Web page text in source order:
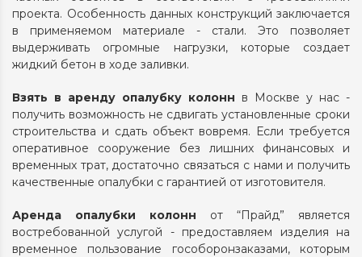
проекта. Особенность данных конструкций заключается
в применяемом материале - стали. Это позволяет
выдерживать огромные нагрузки, которые создает
жидкий бетон в ходе заливки.
Взять в аренду опалубку колонн в Москве у нас -
получить возможность не сдвигать установленные сроки
строительства и сдать объект вовремя. Если требуется
оперативное сооружение без лишних финансовых и
временных трат, достаточно связаться с нами и получить
качественные опалубки с гарантией от изготовителя.
Аренда опалубки колонн от “Прайд” является
востребованной услугой - предоставляем изделия на
временное пользование гособоронзаказами, которым